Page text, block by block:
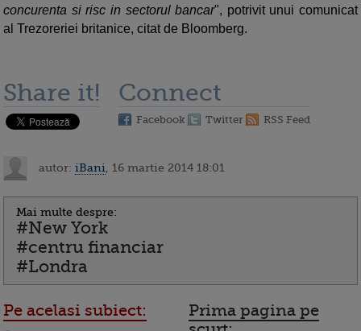
concurenta si risc in sectorul bancar", potrivit unui comunicat
al Trezoreriei britanice, citat de Bloomberg.
Share it! Connect
Facebook Twitter RSS Feed
autor: iBani , 16 martie 2014 18:01
Mai multe despre:
#New York
#centru financiar
#Londra
Pe acelasi subiect:
Prima pagina pe